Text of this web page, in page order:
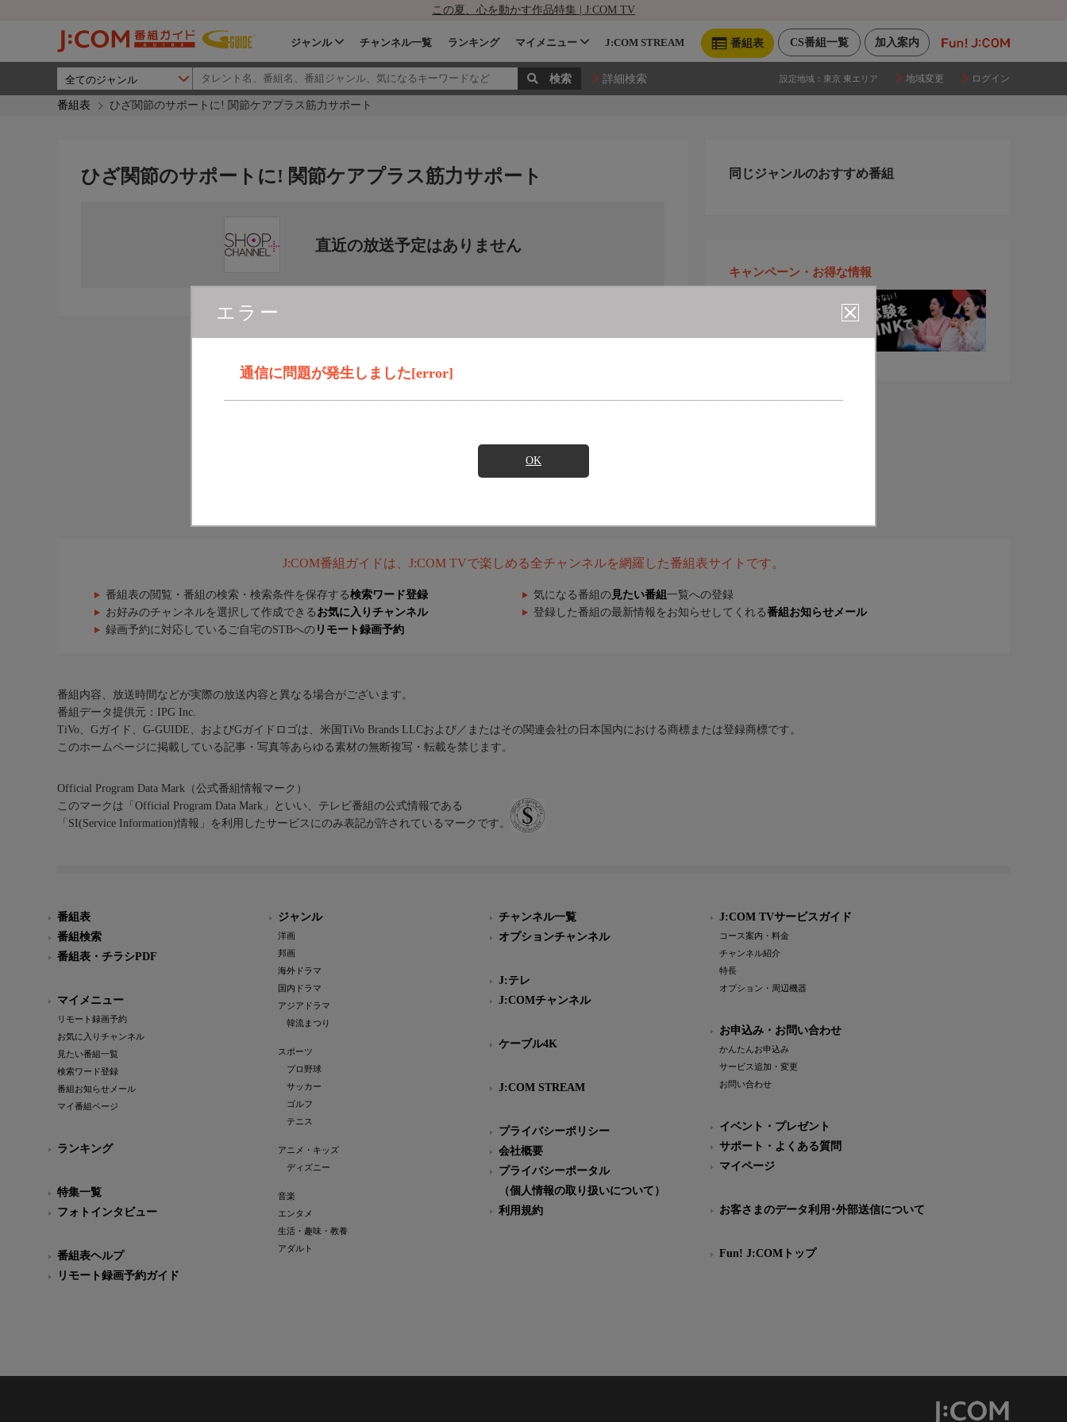
この夏、心を動かす作品特集 | J:COM TV
加入案内
CS番組一覧
番組表
ジャンル チャンネル一覧 ランキング マイメニュー J:COM STREAM
詳細検索 設定地域： 東京 東エリア 地域変更 ログイン
番組表 ひざ関節のサポートに! 関節ケアプラス筋力サポート
エラー
通信に問題が発生しました[error]
OK
ひざ関節のサポートに! 関節ケアプラス筋力サポート
直近の放送予定はありません
同じジャンルのおすすめ番組
キャンペーン・お得な情報
J:COM番組ガイドは、J:COM TVで楽しめる全チャンネルを網羅した番組表サイトです。
番組表の閲覧・番組の検索・検索条件を保存する検索ワード登録 気になる番組の 見たい番組 一覧への登録
お好みのチャンネルを選択して作成できる お気に入りチャンネル 登録した番組の最新情報をお知らせしてくれる番組お知らせメール
録画予約に対応しているご自宅のSTBへの リモート録画予約
番組内容、放送時間などが実際の放送内容と異なる場合がございます。
番組データ提供元：IPG Inc.
TiVo、Gガイド、G-GUIDE、およびGガイドロゴは、米国TiVo Brands LLCおよび／またはその関連会社の日本国内における商標または登録商標です。
このホームページに掲載している記事・写真等あらゆる素材の無断複写・転載を禁じます。
Official Program Data Mark（公式番組情報マーク）
このマークは「Official Program Data Mark」といい、テレビ番組の公式情報である
「SI(Service Information)情報」を利用したサービスにのみ表記が許されているマークです。
番組表
番組検索
番組表・チラシPDF
マイメニュー
リモート録画予約
お気に入りチャンネル
見たい番組一覧
検索ワード登録
番組お知らせメール
マイ番組ページ
ランキング
特集一覧
フォトインタビュー
番組表ヘルプ
リモート録画予約ガイド
ジャンル
洋画
邦画
海外ドラマ
国内ドラマ
アジアドラマ
韓流まつり
スポーツ
プロ野球
サッカー
ゴルフ
テニス
アニメ・キッズ
ディズニー
音楽
エンタメ
生活・趣味・教養
アダルト
チャンネル一覧
オプションチャンネル
J:テレ
J:COMチャンネル
ケーブル4K
J:COM STREAM
プライバシーポリシー
会社概要
プライバシーポータル
（個人情報の取り扱いについて）
利用規約
J:COM TVサービスガイド
コース案内・料金
チャンネル紹介
特長
オプション・周辺機器
お申込み・お問い合わせ
かんたんお申込み
サービス追加・変更
お問い合わせ
イベント・プレゼント
サポート・よくある質問
マイページ
お客さまのデータ利用･外部送信について
Fun! J:COMトップ